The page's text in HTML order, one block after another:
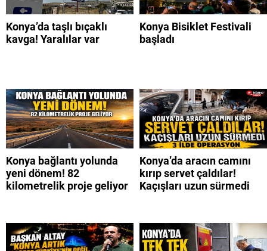
Konya’da taşlı bıçaklı
kavga! Yaralılar var
Konya Bisiklet Festivali
başladı
Konya bağlantı yolunda
yeni dönem! 82
kilometrelik proje geliyor
Konya’da aracın camını
kırıp servet çaldılar!
Kaçışları uzun sürmedi